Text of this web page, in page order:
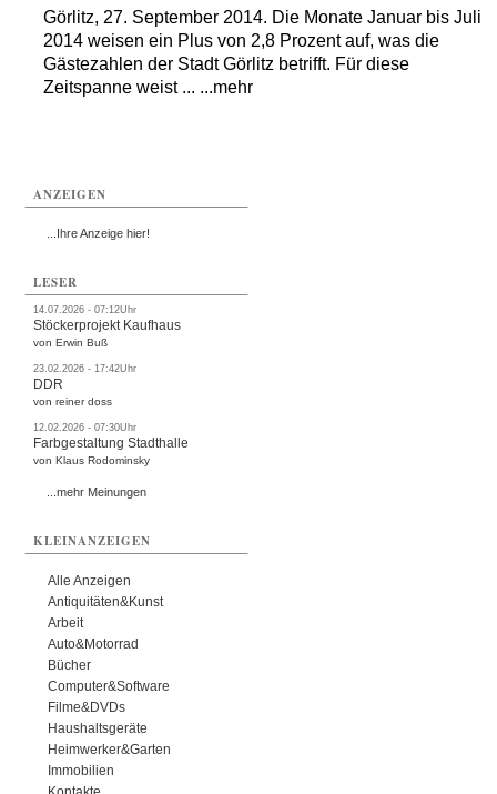
Görlitz, 27. September 2014. Die Monate Januar bis Juli
2014 weisen ein Plus von 2,8 Prozent auf, was die
Gästezahlen der Stadt Görlitz betrifft. Für diese
Zeitspanne weist ... ...mehr
ANZEIGEN
...Ihre Anzeige hier!
LESER
14.07.2026 - 07:12Uhr
Stöckerprojekt Kaufhaus
von Erwin Buß
23.02.2026 - 17:42Uhr
DDR
von reiner doss
12.02.2026 - 07:30Uhr
Farbgestaltung Stadthalle
von Klaus Rodominsky
...mehr Meinungen
KLEINANZEIGEN
Alle Anzeigen
Antiquitäten&Kunst
Arbeit
Auto&Motorrad
Bücher
Computer&Software
Filme&DVDs
Haushaltsgeräte
Heimwerker&Garten
Immobilien